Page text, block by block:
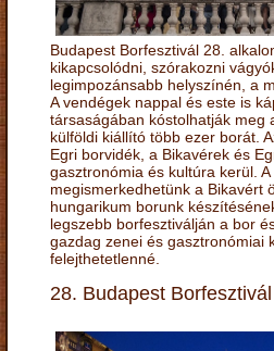
Budapest Borfesztivál 28.
kikapcsolódni, szórakozni
legimpozánsabb helyszínén, a
A vendégek nappal és este is
társaságában kóstolhatják meg
külföldi kiállító több ezer borát.
Egri borvidék, a Bikavérek és
gasztronómia és kultúra kerül.
megismerkedhetünk a Bikavért
hungarikum borunk
legszebb borfesztiválján a bor
gazdag zenei és gasztronómiai
felejthetetlenné.
28. Budapest